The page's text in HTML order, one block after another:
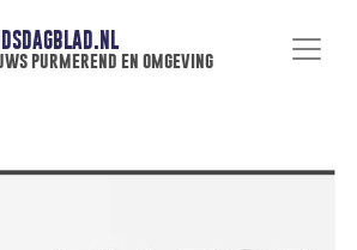
purmerend en omgeving